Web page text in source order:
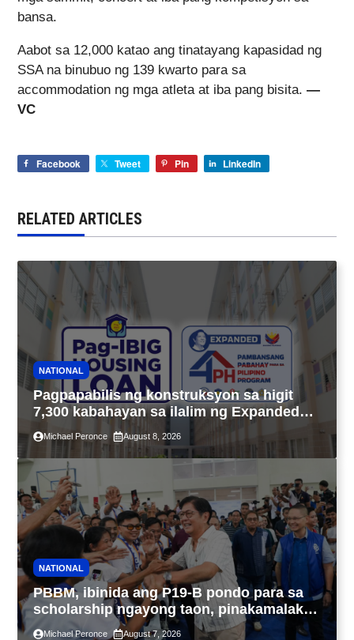
bansa.
Aabot sa 12,000 katao ang tinatayang kapasidad ng
SSA na binubuo ng 139 kwarto para sa
accommodation ng mga atleta at iba pang bisita. —
VC
Facebook Tweet Pin LinkedIn
RELATED ARTICLES
NATIONAL
Pagpapabilis ng konstruksyon sa higit
7,300 kabahayan sa ilalim ng Expanded
4PH, posible na sa pagtutulungan ng Pag-
IBIG at P.A. Alvarez
Michael Peronce August 8, 2026
NATIONAL
PBBM, ibinida ang P19-B pondo para sa
scholarship ngayong taon, pinakamalaki
sa kasaysayan ng TESDA
Michael Peronce August 7, 2026